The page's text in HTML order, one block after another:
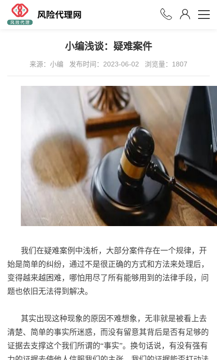
小编浅谈：疑难案件
来源：小编 发布时间：2023-06-02 浏览量： 1807
我们在疑难案例中浅析，大部分案件存在一个规律，开
始是简单的纠纷，通过不是很正确的方式和方法来处理后，
变得越来越困难，哪怕用尽了所有能够用到的法律手段，问
题也依旧无法得到解决。
其实出现这种现象的原因不难想象，无非就是被看上去
清楚、简单的事实所迷惑，而没有留意其背后是否有足够的
证据去支撑这个我们所谓的“事实”。换句话说，有没有强有